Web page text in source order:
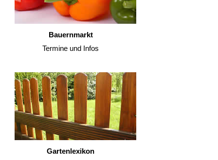
Bauernmarkt
Termine und Infos
Gartenlexikon